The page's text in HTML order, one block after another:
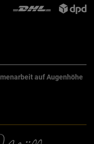
auf Augenhöhe